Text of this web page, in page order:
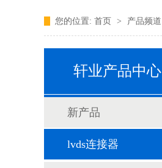
您的位置: 首页 > 产品频道
轩业产品中心
新产品
lvds连接器